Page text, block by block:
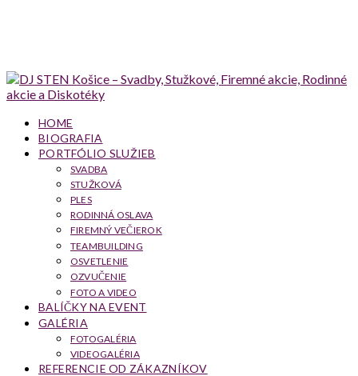
HOME
BIOGRAFIA
PORTFÓLIO SLUŽIEB
SVADBA
STUŽKOVÁ
PLES
RODINNÁ OSLAVA
FIREMNÝ VEČIEROK
TEAMBUILDING
OSVETLENIE
OZVUČENIE
FOTO A VIDEO
BALÍČKY NA EVENT
GALÉRIA
FOTOGALÉRIA
VIDEOGALÉRIA
REFERENCIE OD ZÁKAZNÍKOV